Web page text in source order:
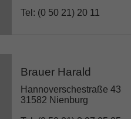
Tel: (0 50 21) 20 11
Brauer Harald
Hannoverschestraße 43
31582 Nienburg